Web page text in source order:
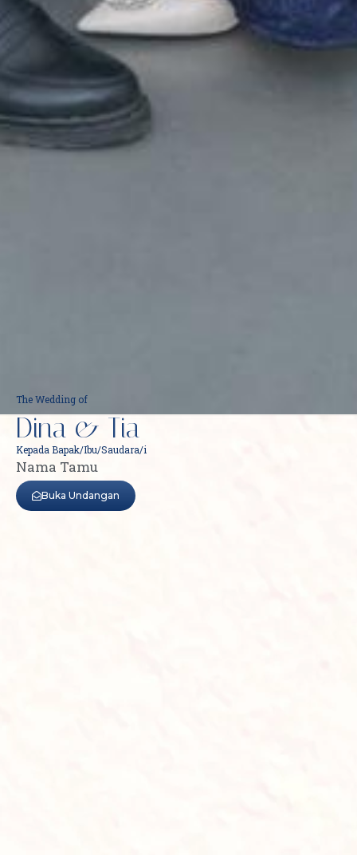
The Wedding of
Dina & Tia
Kepada Bapak/Ibu/Saudara/i
Nama Tamu
Buka Undangan